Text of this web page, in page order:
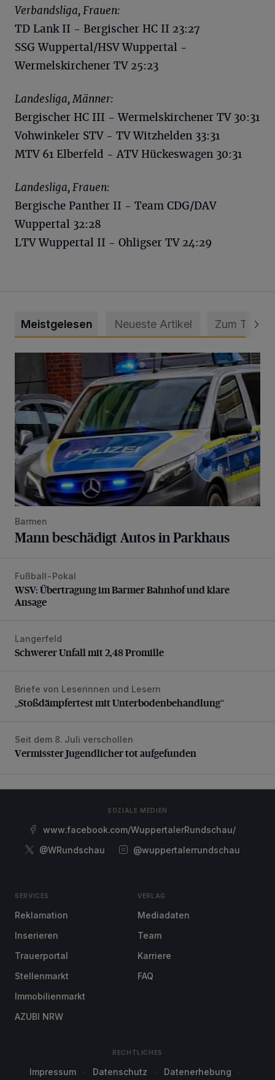
Verbandsliga, Frauen:
TD Lank II - Bergischer HC II 23:27
SSG Wuppertal/HSV Wuppertal -
Wermelskirchener TV 25:23
Landesliga, Männer:
Bergischer HC III - Wermelskirchener TV 30:31
Vohwinkeler STV - TV Witzhelden 33:31
MTV 61 Elberfeld - ATV Hückeswagen 30:31
Landesliga, Frauen:
Bergische Panther II - Team CDG/DAV
Wuppertal 32:28
LTV Wuppertal II - Ohligser TV 24:29
Meistgelesen Neueste Artikel Zum Thema
Mann beschädigt Autos in Parkhaus
Barmen
Mann beschädigt Autos in Parkhaus
WSV: Übertragung im Barmer Bahnhof und klare Ansage
Fußball-Pokal
WSV: Übertragung im Barmer Bahnhof und klare
Ansage
Schwerer Unfall mit 2,48 Promille
Langerfeld
Schwerer Unfall mit 2,48 Promille
„Stoßdämpfertest mit Unterbodenbehandlung“
Briefe von Leserinnen und Lesern
„Stoßdämpfertest mit Unterbodenbehandlung“
Vermisster Jugendlicher tot aufgefunden
Seit dem 8. Juli verschollen
Vermisster Jugendlicher tot aufgefunden
SOZIALE MEDIEN
www.facebook.com/WuppertalerRundschau/
@WRundschau
@wuppertalerrundschau
SERVICES
Reklamation
Inserieren
Trauerportal
Stellenmarkt
Immobilienmarkt
AZUBI NRW
VERLAG
Mediadaten
Team
Karriere
FAQ
RECHTLICHES
Impressum Datenschutz Datenerhebung